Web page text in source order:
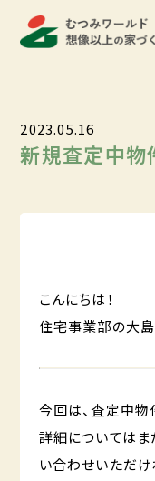
2023.05.16
新規査定中物
こんにちは！
住宅事業部の大島
今回は、査定中物
詳細についてはま
い合わせいただ